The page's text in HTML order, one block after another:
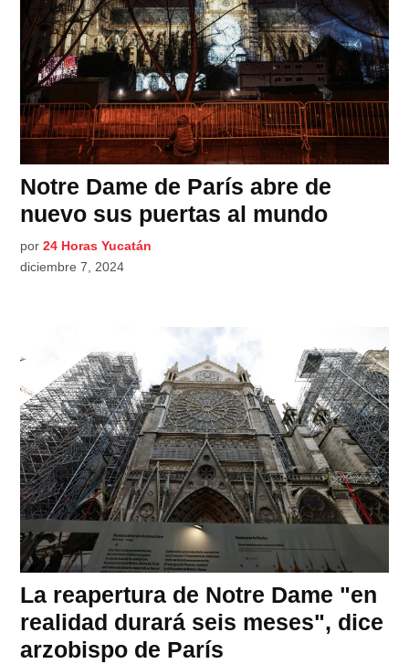
Notre Dame de París abre de
nuevo sus puertas al mundo
por 24 Horas Yucatán
diciembre 7, 2024
La reapertura de Notre Dame "en
realidad durará seis meses", dice
arzobispo de París